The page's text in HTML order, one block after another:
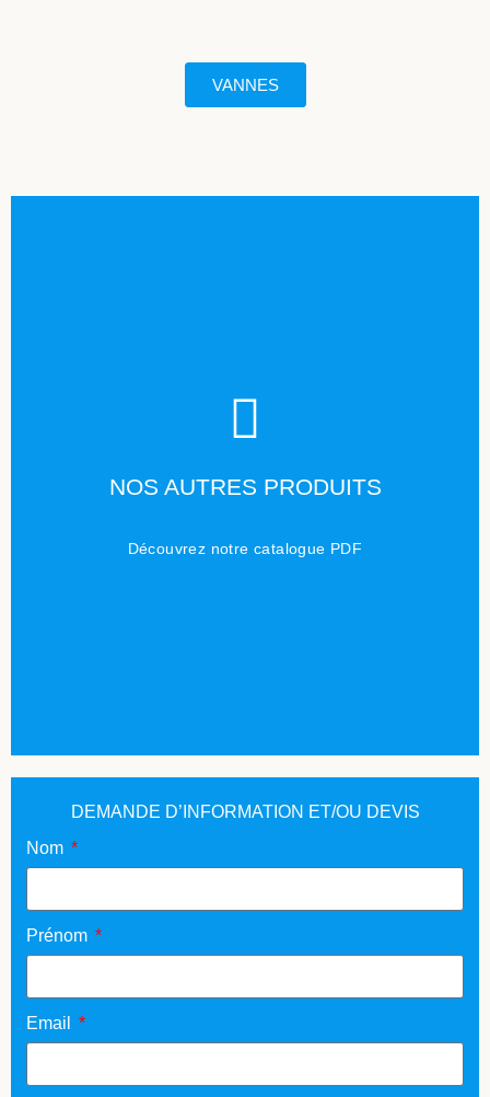
VANNES
NOS AUTRES PRODUITS
Découvrez notre catalogue PDF
TÉLÉCHARGER
DEMANDE D’INFORMATION ET/OU DEVIS
Nom
Prénom
Email